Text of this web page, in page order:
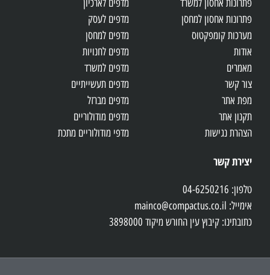
פתרונות אחסון למשרד
פתרונות אחסון למחסן
מערכות קומפקטוס
אודות
מאמרים
צור קשר
מפת אתר
תקנון אתר
הצהרת נגישות
מדפים לארכיון
מדפים לעסק
מדפים למחסן
מדפים לחנויות
מדפים למשרד
מדפים תעשייתיים
מדפים מברזל
מדפים מודולוריים
מדפי מודולוריים מתכת
יצירת קשר
טלפון: 04-6250216
אימייל: mainco@compactus.co.il
כתובתינו: קיבוץ עין החורש מיקוד 3898000